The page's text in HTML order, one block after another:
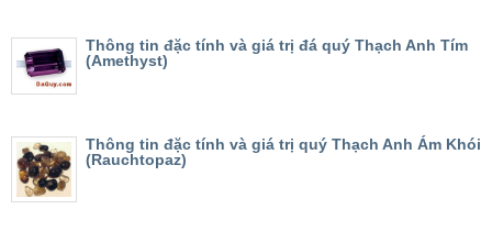
Thông tin đặc tính và giá trị đá quý Thạch Anh Tím
(Amethyst)
Thông tin đặc tính và giá trị quý Thạch Anh Ám Khói
(Rauchtopaz)